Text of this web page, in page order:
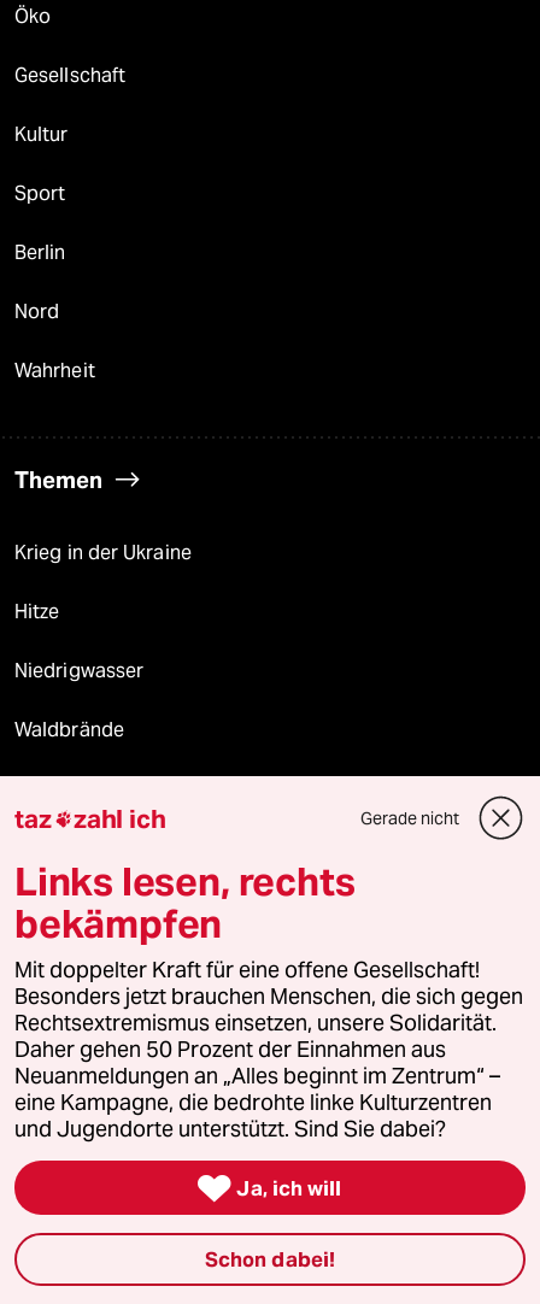
Öko
Gesellschaft
Kultur
Sport
Berlin
Nord
Wahrheit
Themen
Krieg in der Ukraine
Hitze
Niedrigwasser
Waldbrände
Verlag
Aktuelles
Hausblog
Die Seitenwende
Stellen
Unterstützen
taz zahl ich Gerade nicht
Links lesen, rechts
bekämpfen
Mit doppelter Kraft für eine offene Gesellschaft!
Besonders jetzt brauchen Menschen, die sich gegen
Rechtsextremismus einsetzen, unsere Solidarität.
Daher gehen 50 Prozent der Einnahmen aus
Neuanmeldungen an „Alles beginnt im Zentrum“ –
eine Kampagne, die bedrohte linke Kulturzentren
und Jugendorte unterstützt. Sind Sie dabei?
 Ja, ich will
Schon dabei!